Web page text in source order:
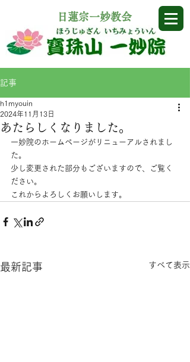
​日蓮宗一妙教会
記事
あたらしくなりました。
h1myouin
2024年11月13日
一妙院のホームページがリニューアルされまし
た。
少し変更された部分もございますので、ご覧く
ださい。
これからよろしくお願いします。
最新記事 すべて表示